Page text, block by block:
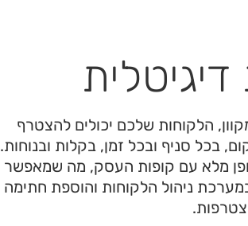
הלקוחות שלכם יכולים להצטרף
בכל סניף ובכל זמן, בקלות ובנוחות.
מלא עם קופות העסק, מה שמאפשר
ניהול הלקוחות והוספת חתימה